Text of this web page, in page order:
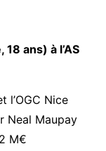
ans) à l’AS
l’OGC Nice
Neal Maupay
M€